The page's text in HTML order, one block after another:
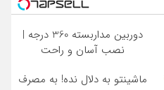
دوربین مداربسته 360 درجه |
نصب آسان و راحت
ماشینتو به دلال نده! به مصرف